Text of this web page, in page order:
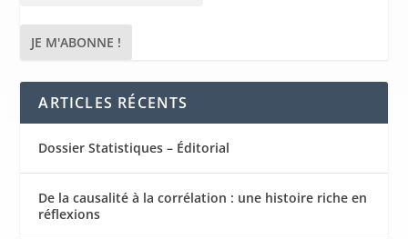
ARTICLES RÉCENTS
Dossier Statistiques – Éditorial
De la causalité à la corrélation : une histoire riche en
réflexions